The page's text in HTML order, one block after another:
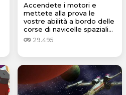
Accendete i motori e
mettete alla prova le
vostre abilità a bordo delle
corse di navicelle spaziali...
29.495